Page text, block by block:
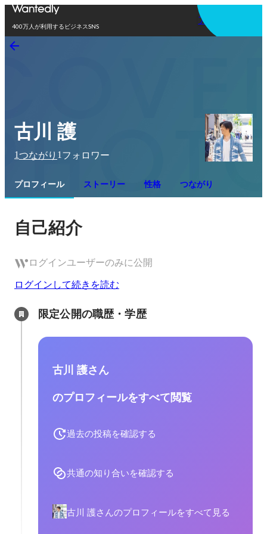
400万人が利用するビジネスSNS
アプリを使う
古川 護
1つながり 1 フォロワー
プロフィール ストーリー 性格 つながり
自己紹介
ログインユーザーのみに公開
ログインして続きを読む
限定公開の職歴・学歴
古川 護さん
のプロフィールをすべて閲覧
過去の投稿を確認する
共通の知り合いを確認する
古川 護さんのプロフィールをすべて見る